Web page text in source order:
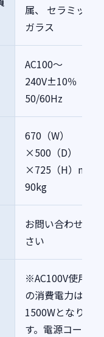
属、 セラミック、
ガラス
AC100～
240V±10％
50/60Hz
670（W）
×500（D）
×725（H）mm
90kg
お問い合わせくだ
さい
※AC100V使用時
の消費電力は最大
1500Wとなりま
す。電源コードや